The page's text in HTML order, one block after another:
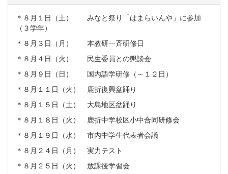
＊８月１日（土） みなと祭り「はまらいんや」に参加
（３学年）
＊８月３日（月） 本教研一斉研修日
＊８月４日（火） 民生委員との懇談会
＊８月９日（日） 国内語学研修（～１２日）
＊８月１１日（火） 鹿折復興盆踊り
＊８月１５日（土） 大島地区盆踊り
＊８月１８日（火） 鹿折中学校区小中合同研修会
＊８月１９日（水） 市内中学生代表者会議
＊８月２４日（月） 実力テスト
＊８月２５日（火） 放課後学習会